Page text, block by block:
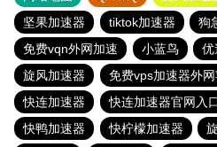
坚果加速器
tiktok加速器
狗
免费vqn外网加速
小蓝鸟 优
旋风加速器
免费vps加速器外
快连加速器
快连加速器官网入
快鸭加速器
快柠檬加速器